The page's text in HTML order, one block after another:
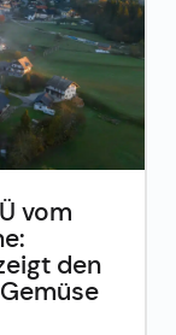
vom
den